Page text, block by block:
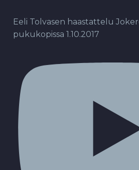
Eeli Tolvasen haastattelu
pukukopissa 1.10.2017